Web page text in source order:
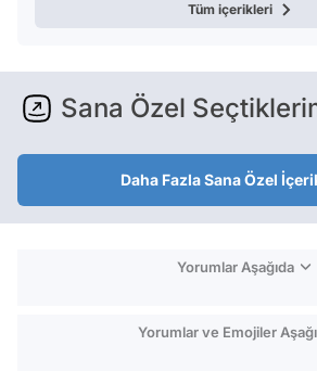
Tüm içerikleri
Sana Özel
Daha Fazla Sana Özel
Yorumlar Aşağıda
Yorumlar ve Emojiler